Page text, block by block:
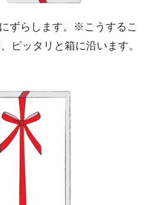
ずらします。※こうするこ
ピッタリと箱に沿います。